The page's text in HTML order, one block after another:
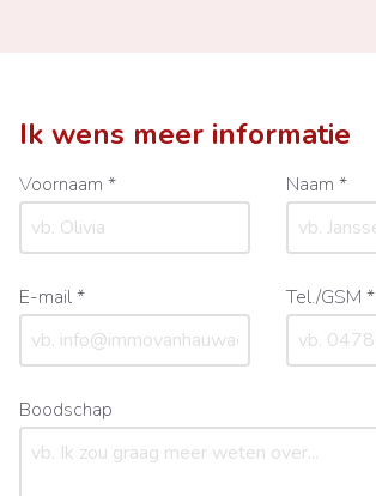
Ik wens meer informatie
Voornaam * Naam *
E-mail * Tel./GSM *
Boodschap